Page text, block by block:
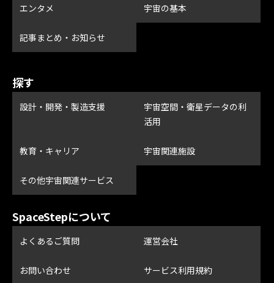
エンタメ 宇宙の基本
記事まとめ・お知らせ
探す
設計・開発・製造支援
宇宙空間・衛星データの利
活用
教育・キャリア 宇宙関連施設
その他宇宙関連サービス
SpaceStepについて
よくあるご質問 運営会社
お問い合わせ サービス利用規約